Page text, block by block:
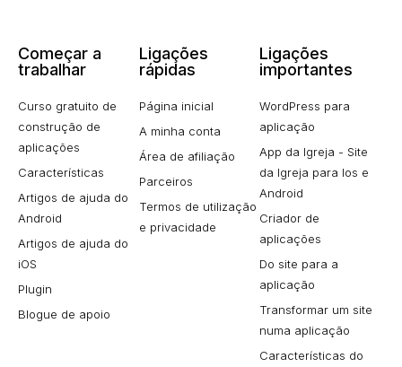
Começar a
trabalhar
Curso gratuito de
construção de
aplicações
Características
Artigos de ajuda do
Android
Artigos de ajuda do
iOS
Plugin
Blogue de apoio
Ligações
rápidas
Página inicial
A minha conta
Área de afiliação
Parceiros
Termos de utilização
e privacidade
Ligações
importantes
WordPress para
aplicação
App da Igreja - Site
da Igreja para Ios e
Android
Criador de
aplicações
Do site para a
aplicação
Transformar um site
numa aplicação
Características do